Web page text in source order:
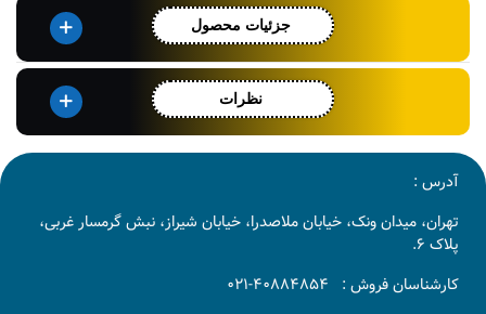
جزئیات محصول
نظرات
آدرس :
تهران، میدان ونک، خیابان ملاصدرا، خیابان شیراز، نبش گرمسار غربی،
پلاک 6.
کارشناسان فروش : 40884854-021